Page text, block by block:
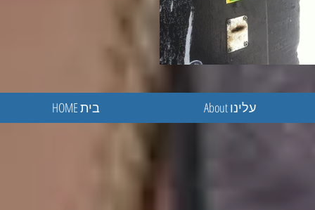
HOME בית About עלינו